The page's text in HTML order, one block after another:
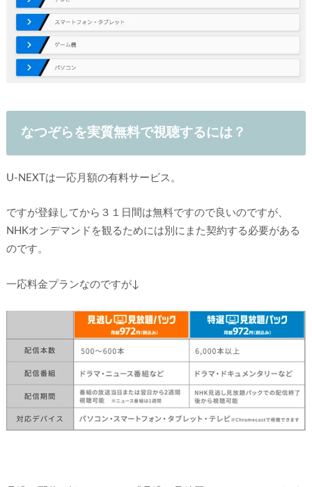
なつぞらを実質無料で視聴するには？
U-NEXTは一応月額の有料サービス。
ですが登録してから３１日間は無料ですので良いのですが、
NHKオンデマンドを観るためには別にまた契約する必要がある
のです。
一応料金プランなのですが↓